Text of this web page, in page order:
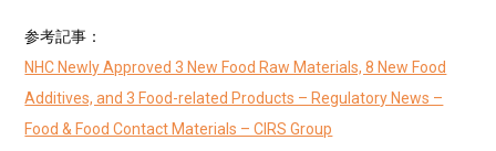
参考記事：
NHC Newly Approved 3 New Food Raw Materials, 8 New Food
Additives, and 3 Food-related Products – Regulatory News –
Food & Food Contact Materials – CIRS Group